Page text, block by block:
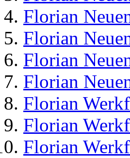
Florian
Florian
Florian
Florian
Florian
Florian
Florian